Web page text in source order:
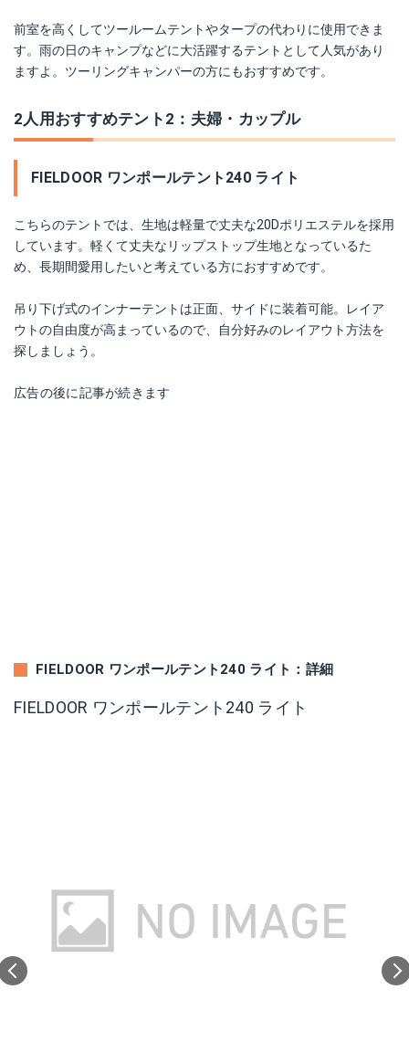
前室を高くしてツールームテントやタープの代わりに使用できま
す。雨の日のキャンプなどに大活躍するテントとして人気があり
ますよ。ツーリングキャンパーの方にもおすすめです。
2人用おすすめテント2：夫婦・カップル
FIELDOOR ワンポールテント240 ライト
こちらのテントでは、生地は軽量で丈夫な20Dポリエステルを採用
しています。軽くて丈夫なリップストップ生地となっているた
め、長期間愛用したいと考えている方におすすめです。
吊り下げ式のインナーテントは正面、サイドに装着可能。レイア
ウトの自由度が高まっているので、自分好みのレイアウト方法を
探しましょう。
広告の後に記事が続きます
FIELDOOR ワンポールテント240 ライト：詳細
FIELDOOR ワンポールテント240 ライト